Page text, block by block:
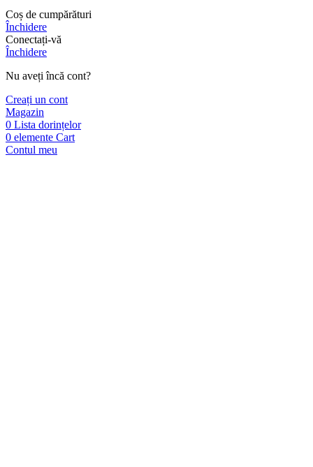
Coș de cumpărături
Închidere
Conectați-vă
Închidere
Nu aveți încă cont?
Creați un cont
Magazin
0 Lista dorințelor
0 elemente Cart
Contul meu